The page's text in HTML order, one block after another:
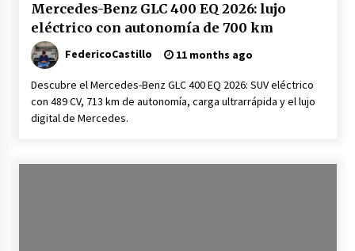
Mercedes-Benz GLC 400 EQ 2026: lujo
eléctrico con autonomía de 700 km
FedericoCastillo 11 months ago
Descubre el Mercedes-Benz GLC 400 EQ 2026: SUV eléctrico
con 489 CV, 713 km de autonomía, carga ultrarrápida y el lujo
digital de Mercedes.